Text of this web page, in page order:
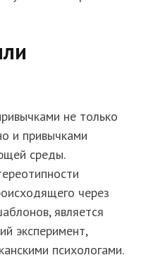
не только
и привычками
среды.
через
является
эксперимент,
психологами.